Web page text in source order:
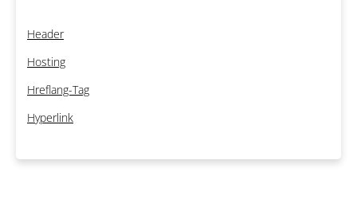
Header
Hosting
Hreflang-Tag
Hyperlink